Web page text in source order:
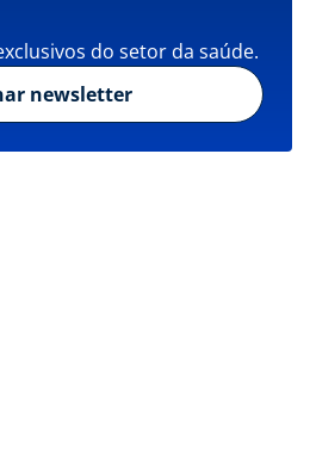
do setor da saúde.
newsletter